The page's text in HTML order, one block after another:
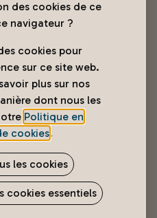
"coussin
des cookies de ce
navigateur ?
cookies pour
sur ce site web.
plus sur nos
dont nous les
Politique en
cookies.
les cookies
cookies essentiels